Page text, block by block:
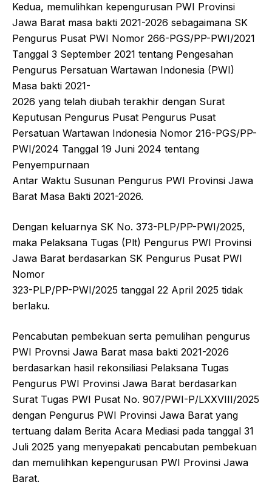
Kedua, memulihkan kepengurusan PWI Provinsi
Jawa Barat masa bakti 2021-2026 sebagaimana SK
Pengurus Pusat PWI Nomor 266-PGS/PP-PWI/2021
Tanggal 3 September 2021 tentang Pengesahan
Pengurus Persatuan Wartawan Indonesia (PWI)
Masa bakti 2021-
2026 yang telah diubah terakhir dengan Surat
Keputusan Pengurus Pusat Pengurus Pusat
Persatuan Wartawan Indonesia Nomor 216-PGS/PP-
PWI/2024 Tanggal 19 Juni 2024 tentang
Penyempurnaan
Antar Waktu Susunan Pengurus PWI Provinsi Jawa
Barat Masa Bakti 2021-2026.
Dengan keluarnya SK No. 373-PLP/PP-PWI/2025,
maka Pelaksana Tugas (Plt) Pengurus PWI Provinsi
Jawa Barat berdasarkan SK Pengurus Pusat PWI
Nomor
323-PLP/PP-PWI/2025 tanggal 22 April 2025 tidak
berlaku.
Pencabutan pembekuan serta pemulihan pengurus
PWI Provnsi Jawa Barat masa bakti 2021-2026
berdasarkan hasil rekonsiliasi Pelaksana Tugas
Pengurus PWI Provinsi Jawa Barat berdasarkan
Surat Tugas PWI Pusat No. 907/PWI-P/LXXVIII/2025
dengan Pengurus PWI Provinsi Jawa Barat yang
tertuang dalam Berita Acara Mediasi pada tanggal 31
Juli 2025 yang menyepakati pencabutan pembekuan
dan memulihkan kepengurusan PWI Provinsi Jawa
Barat.